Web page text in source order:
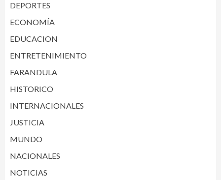
DEPORTES
ECONOMÍA
EDUCACION
ENTRETENIMIENTO
FARANDULA
HISTORICO
INTERNACIONALES
JUSTICIA
MUNDO
NACIONALES
NOTICIAS